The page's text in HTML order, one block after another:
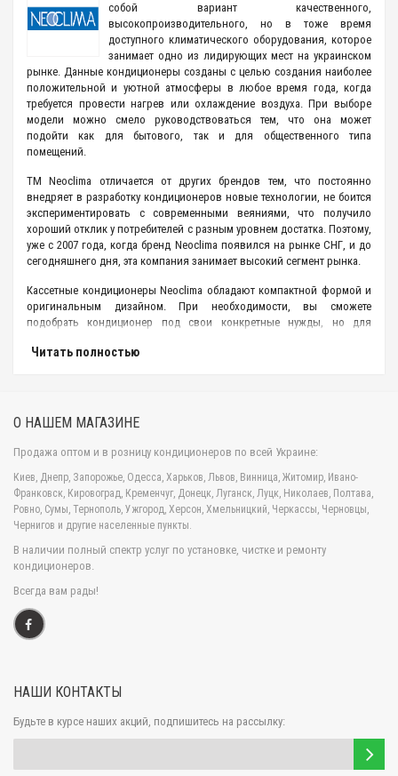
собой вариант качественного,
высокопроизводительного, но в тоже время
доступного климатического оборудования, которое
занимает одно из лидирующих мест на украинском
рынке. Данные кондиционеры созданы с целью создания наиболее
положительной и уютной атмосферы в любое время года, когда
требуется провести нагрев или охлаждение воздуха. При выборе
модели можно смело руководствоваться тем, что она может
подойти как для бытового, так и для общественного типа
помещений.
ТМ Neoclima отличается от других брендов тем, что постоянно
внедряет в разработку кондиционеров новые технологии, не боится
экспериментировать с современными веяниями, что получило
хороший отклик у потребителей с разным уровнем достатка. Поэтому,
уже с 2007 года, когда бренд Neoclima появился на рынке СНГ, и до
сегодняшнего дня, эта компания занимает высокий сегмент рынка.
Кассетные кондиционеры Neoclima обладают компактной формой и
оригинальным дизайном. При необходимости, вы сможете
подобрать кондиционер под свои конкретные нужды, но для
менеджерами, которые проведут расчет площади помещения и
ТЕХНОЛОГИЧЕСКИЕ ОСОБЕННОСТИ КОНДИЦИОНЕРОВ NEOCLIMA
Кроме своей доступной цены, кондиционеры Neoclima имеют ряд
а также грамотно разработанные технологические особенности, над
которыми трудились лучшие инженеры компании.
Кондиционеры поставляются в двух видах. Это стандартные модели
Данное исполнение позволяет в несколько раз увеличить уровень
производительности, повысить выносливость и эксплуатационные
сроки, полностью устранить проблему с пусковыми токами, но
главное, в значительной мере сократить количество потребляемой
энергии и повысить номинальный уровень шума, обеспечивая при
этом экологически чистую работу по созданию благоприятного
жалюзи, которые могут направлять воздух сразу в 4-е стороны,
равномерно распределяя при этом холод или тепло. Таким образом,
вы получаете нужный климат намного быстрее, что экономит
Читать полностью
О НАШЕМ МАГАЗИНЕ
Продажа оптом и в розницу кондиционеров по всей Украине:
Киев, Днепр, Запорожье, Одесса, Харьков, Львов, Винница, Житомир, Ивано-
Франковск, Кировоград, Кременчуг, Донецк, Луганск, Луцк, Николаев, Полтава,
Ровно, Сумы, Тернополь, Ужгород, Херсон, Хмельницкий, Черкассы, Черновцы,
Чернигов и другие населенные пункты.
В наличии полный спектр услуг по установке, чистке и ремонту
кондиционеров.
Всегда вам рады!
НАШИ КОНТАКТЫ
Будьте в курсе наших акций, подпишитесь на рассылку: